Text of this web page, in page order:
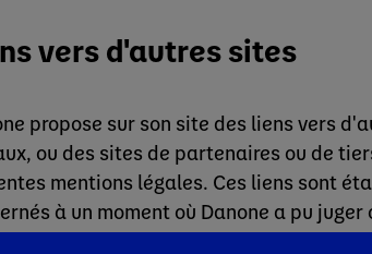
vers d'autres sites
propose sur son site des liens vers
ou des sites de partenaires ou de
mentions légales. Ces liens sont
à un moment où Danone a pu
et services de ces sites.